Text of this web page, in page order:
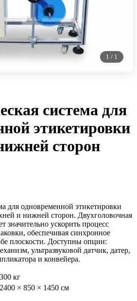
1 / 1
система для
этикетировки
сторон
для одновременной этикетировки
и нижней сторон. Двухголовочная
значительно ускорить процесс
обеспечивая синхронное
плоскости. Доступны опции:
ультразвуковой датчик, датер,
и конвейера.
300 кг
2400 × 850 × 1450 см